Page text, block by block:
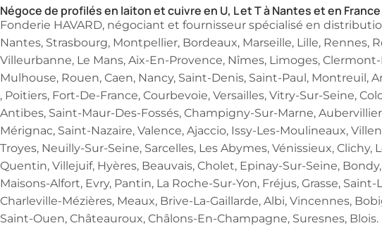
Négoce de profilés en laiton et cuivre en U, L et T à Nantes et en France
Fonderie HAVARD, négociant et fournisseur spécialisé en
Nantes, Strasbourg, Montpellier, Bordeaux, Marseille, Lille, Rennes,
Villeurbanne, Le Mans, Aix-En-Provence, Nîmes, Limoges,
Mulhouse, Rouen, Caen, Nancy, Saint-Denis, Saint-Paul,
, Poitiers, Fort-De-France, Courbevoie, Versailles, Vitry-Sur-Seine,
Antibes, Saint-Maur-Des-Fossés, Champigny-Sur-Marne,
Mérignac, Saint-Nazaire, Valence, Ajaccio, Issy-Les-Moulineaux,
Troyes, Neuilly-Sur-Seine, Sarcelles, Les Abymes, Vénissieux,
Quentin, Villejuif, Hyères, Beauvais, Cholet, Epinay-Sur-Seine,
Maisons-Alfort, Evry, Pantin, La Roche-Sur-Yon, Fréjus, Grasse,
Charleville-Mézières, Meaux, Brive-La-Gaillarde, Albi, Vincennes,
Saint-Ouen, Châteauroux, Châlons-En-Champagne, Suresnes, Blois.